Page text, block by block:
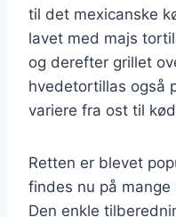
til det mexicanske
lavet med majs
og derefter grillet
hvedetortillas også
variere fra ost til
Retten er blevet
findes nu på
Den enkle